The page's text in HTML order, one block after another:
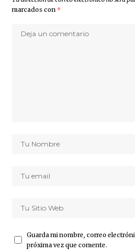
marcados con *
Guarda mi nombre, correo
próxima vez que comente.